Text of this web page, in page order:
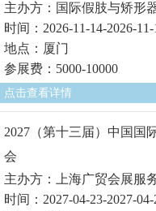
主办方：国际假肢与矫形
时间：2026-11-14-2026-11-
地点：厦门
参展费：5000-10000
点击查看详情
2027（第十三届）中国国
会
主办方：上海广贸会展服
时间：2027-04-23-2027-04-